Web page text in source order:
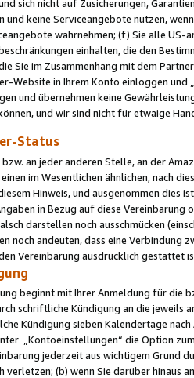
sich nicht auf Zusicherungen,
keine Serviceangebote nutzen,
wahrnehmen; (f) Sie alle
einhalten, die den
Sie im Zusammenhang mit dem
Website in Ihrem Konto einloggen und
und übernehmen keine
und wir sind nicht für etwaige
Status
bzw. an jeder anderen Stelle, an der
im Wesentlichen ähnlichen, nach
Hinweis, und ausgenommen
in Bezug auf diese Vereinbarung
darstellen noch ausschmücken
noch andeuten, dass eine Verbindung
Vereinbarung ausdrücklich gestattet
beginnt mit Ihrer Anmeldung für die
schriftliche Kündigung an die jeweils
Kündigung sieben Kalendertage
„Kontoeinstellungen“ die Option
jederzeit aus wichtigem Grund
verletzen; (b) wenn Sie darüber hinaus